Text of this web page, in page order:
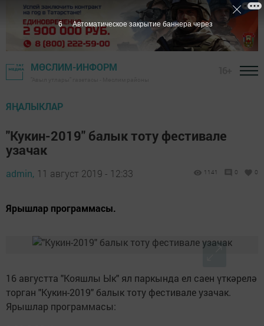
МӨСЛИМ-ИНФОРМ
ЯҢАЛЫКЛАР
"Кукин-2019" балык тоту фестивале
узачак
admin, 11 август 2019 - 12:33 1141 0 0
Ярышлар программасы.
16 августта "Кояшлы Ык" ял паркында ел саен үткәрелә
торган "Кукин-2019" балык тоту фестивале узачак.
Ярышлар программасы:
6 Автоматическое закрытие баннера через